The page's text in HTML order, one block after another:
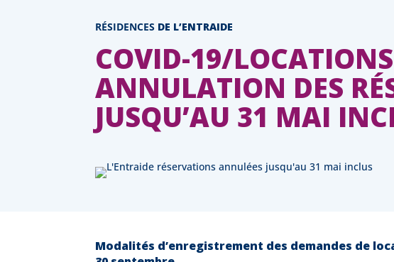
RÉSIDENCES DE L’ENTRAIDE
COVID-19/
ANNULATION DES
JUSQU’AU 31 MAI
Modalités d’enregistrement des demandes de